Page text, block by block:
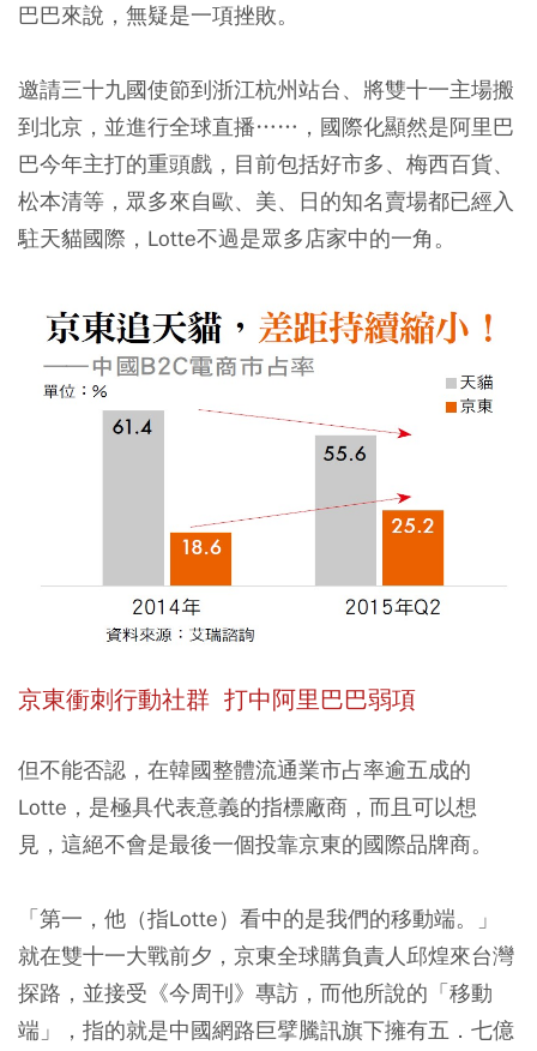
巴巴來說，無疑是一項挫敗。
邀請三十九國使節到浙江杭州站台、將雙十一主場搬
到北京，並進行全球直播……，國際化顯然是阿里巴
巴今年主打的重頭戲，目前包括好市多、梅西百貨、
松本清等，眾多來自歐、美、日的知名賣場都已經入
駐天貓國際，Lotte不過是眾多店家中的一角。
京東衝刺行動社群 打中阿里巴巴弱項
但不能否認，在韓國整體流通業市占率逾五成的
Lotte，是極具代表意義的指標廠商，而且可以想
見，這絕不會是最後一個投靠京東的國際品牌商。
「第一，他（指Lotte）看中的是我們的移動端。」
就在雙十一大戰前夕，京東全球購負責人邱煌來台灣
探路，並接受《今周刊》專訪，而他所說的「移動
端」，指的就是中國網路巨擘騰訊旗下擁有五．七億